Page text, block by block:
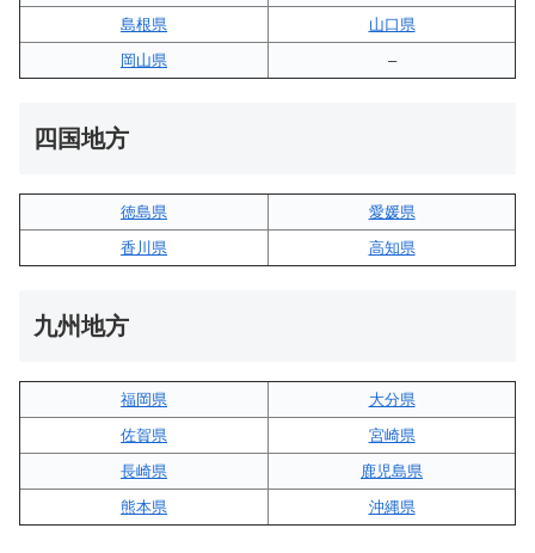
島根県
山口県
岡山県
–
四国地方
徳島県
愛媛県
香川県
高知県
九州地方
福岡県
大分県
佐賀県
宮崎県
長崎県
鹿児島県
熊本県
沖縄県